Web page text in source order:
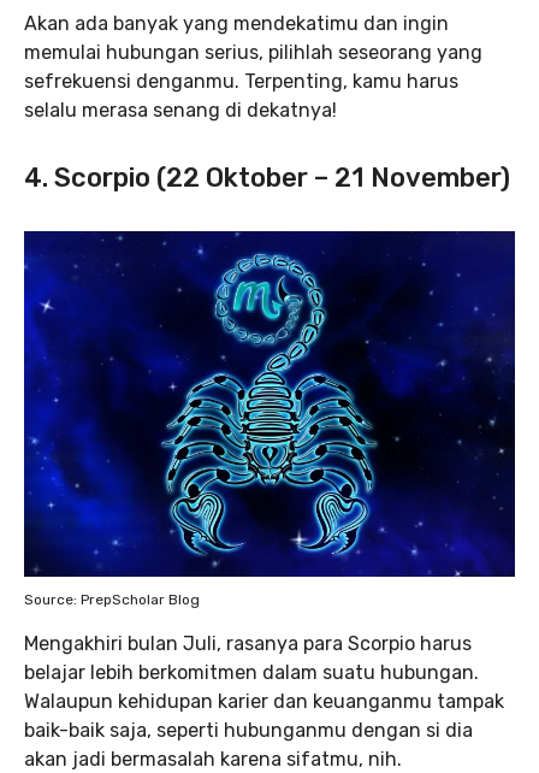
Akan ada banyak yang mendekatimu dan ingin
memulai hubungan serius, pilihlah seseorang yang
sefrekuensi denganmu. Terpenting, kamu harus
selalu merasa senang di dekatnya!
4. Scorpio (22 Oktober – 21 November)
Source: PrepScholar Blog
Mengakhiri bulan Juli, rasanya para Scorpio harus
belajar lebih berkomitmen dalam suatu hubungan.
Walaupun kehidupan karier dan keuanganmu tampak
baik-baik saja, seperti hubunganmu dengan si dia
akan jadi bermasalah karena sifatmu, nih.